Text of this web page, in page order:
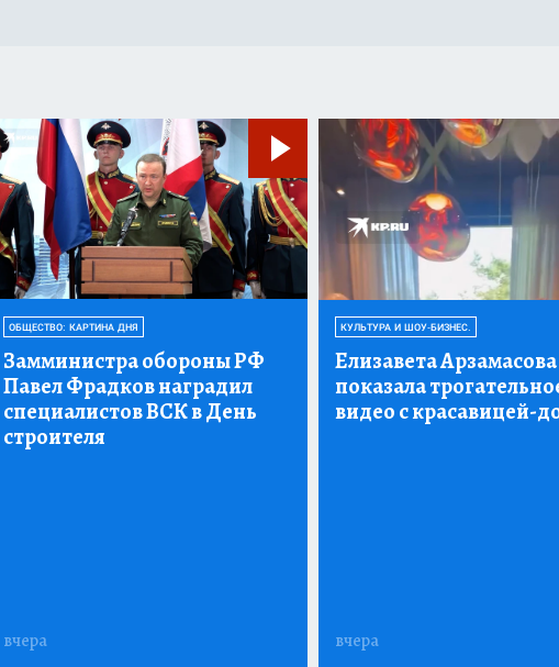
ОБЩЕСТВО: КАРТИНА ДНЯ
Замминистра обороны РФ
Павел Фрадков наградил
специалистов ВСК в День
строителя
вчера
КУЛЬТУРА И ШОУ-БИЗНЕС.
Елизавета Арзамасова
показала
видео с красавицей-
вчера